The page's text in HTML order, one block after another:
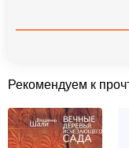
Рекомендуем к